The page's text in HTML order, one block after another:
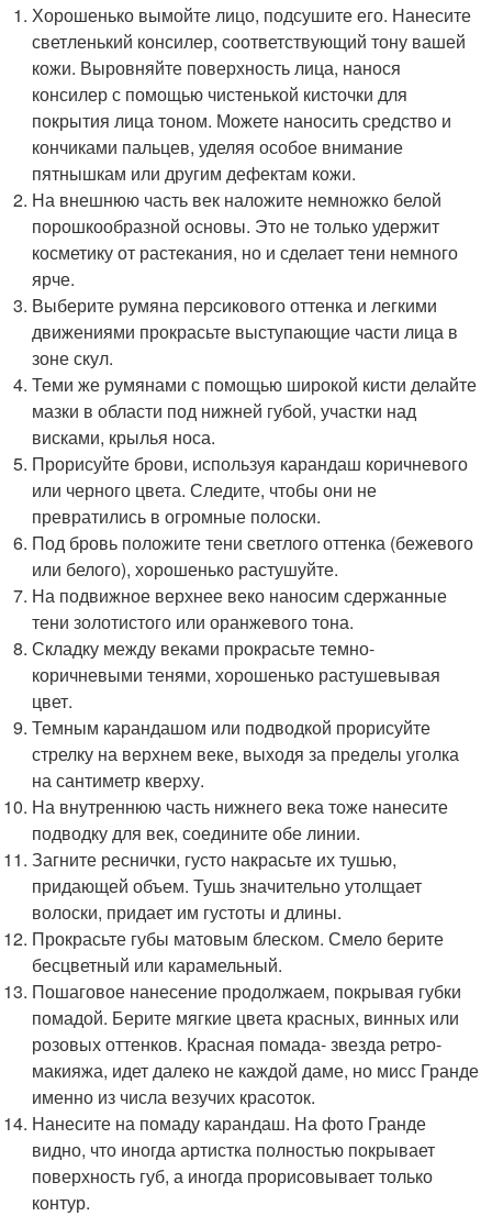
Хорошенько вымойте лицо, подсушите его. Нанесите
светленький консилер, соответствующий тону вашей
кожи. Выровняйте поверхность лица, нанося
консилер с помощью чистенькой кисточки для
покрытия лица тоном. Можете наносить средство и
кончиками пальцев, уделяя особое внимание
пятнышкам или другим дефектам кожи.
На внешнюю часть век наложите немножко белой
порошкообразной основы. Это не только удержит
косметику от растекания, но и сделает тени немного
ярче.
Выберите румяна персикового оттенка и легкими
движениями прокрасьте выступающие части лица в
зоне скул.
Теми же румянами с помощью широкой кисти делайте
мазки в области под нижней губой, участки над
висками, крылья носа.
Прорисуйте брови, используя карандаш коричневого
или черного цвета. Следите, чтобы они не
превратились в огромные полоски.
Под бровь положите тени светлого оттенка (бежевого
или белого), хорошенько растушуйте.
На подвижное верхнее веко наносим сдержанные
тени золотистого или оранжевого тона.
Складку между веками прокрасьте темно-
коричневыми тенями, хорошенько растушевывая
цвет.
Темным карандашом или подводкой прорисуйте
стрелку на верхнем веке, выходя за пределы уголка
на сантиметр кверху.
На внутреннюю часть нижнего века тоже нанесите
подводку для век, соедините обе линии.
Загните реснички, густо накрасьте их тушью,
придающей объем. Тушь значительно утолщает
волоски, придает им густоты и длины.
Прокрасьте губы матовым блеском. Смело берите
бесцветный или карамельный.
Пошаговое нанесение продолжаем, покрывая губки
помадой. Берите мягкие цвета красных, винных или
розовых оттенков. Красная помада- звезда ретро-
макияжа, идет далеко не каждой даме, но мисс Гранде
именно из числа везучих красоток.
Нанесите на помаду карандаш. На фото Гранде
видно, что иногда артистка полностью покрывает
поверхность губ, а иногда прорисовывает только
контур.